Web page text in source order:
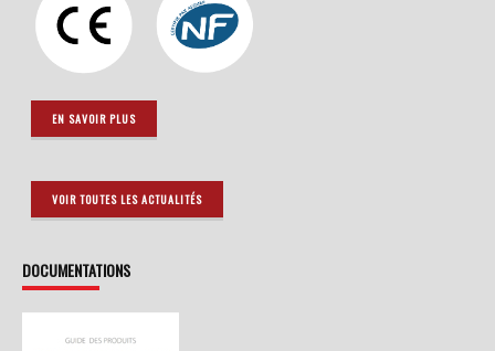
EN SAVOIR PLUS
VOIR TOUTES LES ACTUALITÉS
DOCUMENTATIONS